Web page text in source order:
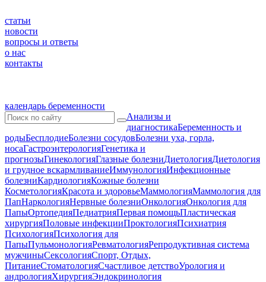
статьи
новости
вопросы и ответы
о нас
контакты
календарь беременности
Анализы и
диагностикаБеременность и
родыБесплодиеБолезни сосудовБолезни уха, горла,
носаГастроэнтерологияГенетика и
прогнозыГинекологияГлазные болезниДиетологияДиетология
и грудное вскармливаниеИммунологияИнфекционные
болезниКардиологияКожные болезни
КосметологияКрасота и здоровьеМаммологияМаммология для
ПапНаркологияНервные болезниОнкологияОнкология для
ПапыОртопедияПедиатрияПервая помощьПластическая
хирургияПоловые инфекцииПроктологияПсихиатрия
ПсихологияПсихология для
ПапыПульмонологияРевматологияРепродуктивная система
мужчиныСексологияСпорт, Отдых,
ПитаниеСтоматологияСчастливое детствоУрология и
андрологияХирургияЭндокринология